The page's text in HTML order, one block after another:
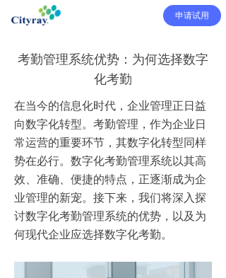
申请试用
考勤管理系统优势：为何选择数字
化考勤
在当今的信息化时代，企业管理正日益
向数字化转型。考勤管理，作为企业日
常运营的重要环节，其数字化转型同样
势在必行。数字化考勤管理系统以其高
效、准确、便捷的特点，正逐渐成为企
业管理的新宠。接下来，我们将深入探
讨数字化考勤管理系统的优势，以及为
何现代企业应选择数字化考勤。